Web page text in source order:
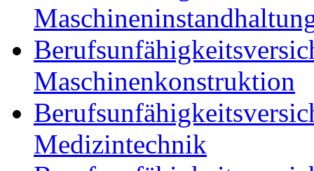
Maschinenkonstruktion
Medizintechnik